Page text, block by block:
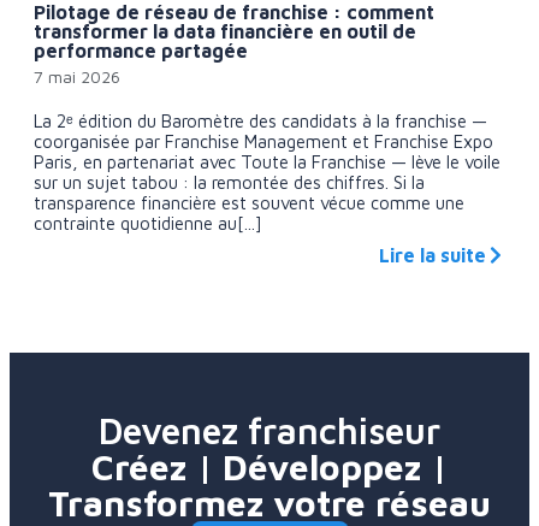
Pilotage de réseau de franchise : comment
transformer la data financière en outil de
performance partagée
7 mai 2026
La 2ᵉ édition du Baromètre des candidats à la franchise —
coorganisée par Franchise Management et Franchise Expo
Paris, en partenariat avec Toute la Franchise — lève le voile
sur un sujet tabou : la remontée des chiffres. Si la
transparence financière est souvent vécue comme une
contrainte quotidienne au[...]
Lire la suite
Devenez franchiseur
Créez | Développez |
Transformez votre réseau